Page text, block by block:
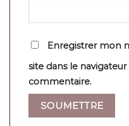
Enregistrer mon
site dans le
commentaire.